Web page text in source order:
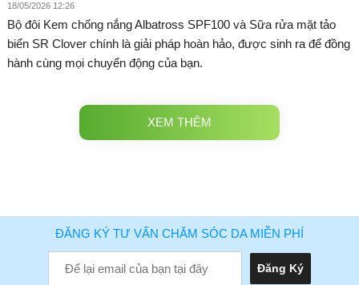
18/05/2026 12:26
Bộ đôi Kem chống nắng Albatross SPF100 và Sữa rửa mặt tảo
biển SR Clover chính là giải pháp hoàn hảo, được sinh ra để đồng
hành cùng mọi chuyển động của bạn.
XEM THÊM
ĐĂNG KÝ TƯ VẤN CHĂM SÓC DA MIỄN PHÍ